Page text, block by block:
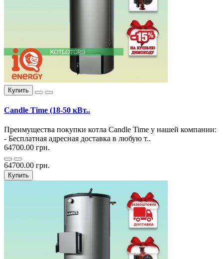
Купить
Candle Time (18-50 кВт..
Преимущества покупки котла Candle Time у нашей компании:
- Бесплатная адресная доставка в любую т..
64700.00 грн.
64700.00 грн.
Купить